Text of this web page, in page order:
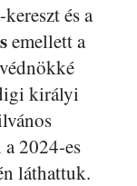
és a
emellett a
királyi
2024-es
láthattuk.